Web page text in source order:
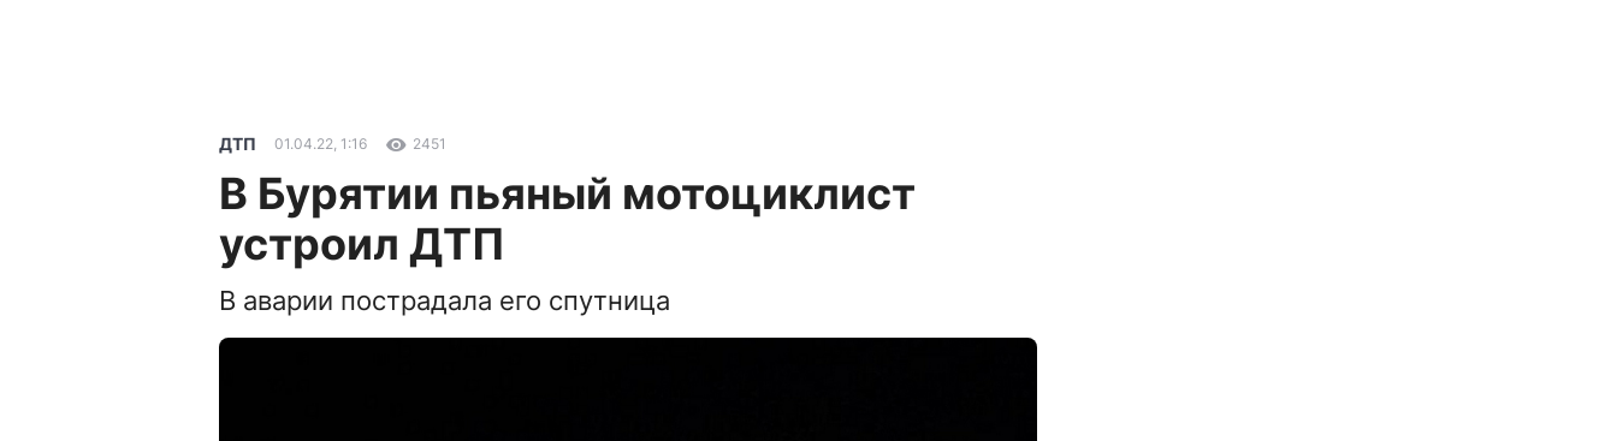
ДТП 01.04.22, 1:16 2451
В Бурятии пьяный мотоциклист
устроил ДТП
В аварии пострадала его спутница